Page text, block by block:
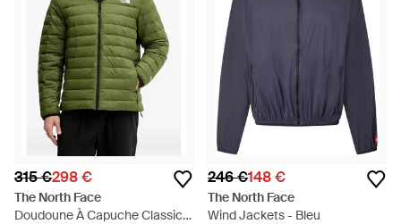
315 €298 €
The North Face
Doudoune À Capuche Classic -
246 €148 €
The North Face
Wind Jackets - Bleu